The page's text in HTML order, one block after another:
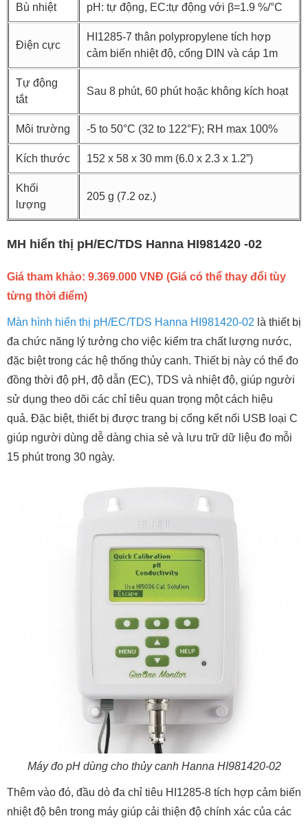
Bù nhiệt pH: tự động, EC:tự động với β=1.9 %/°C
Điện cực
HI1285-7 thân polypropylene tích hợp
cảm biến nhiệt độ, cổng DIN và cáp 1m
Tự động
tắt
Sau 8 phút, 60 phút hoặc không kích hoạt
Môi trường -5 to 50°C (32 to 122°F); RH max 100%
Kích thước 152 x 58 x 30 mm (6.0 x 2.3 x 1.2”)
Khối
lượng
205 g (7.2 oz.)
MH hiển thị pH/EC/TDS Hanna HI981420 -02
Giá tham khảo: 9.369.000 VNĐ (Giá có thể thay đổi tùy
từng thời điểm)
Màn hình hiển thị pH/EC/TDS Hanna HI981420-02 là thiết bị
đa chức năng lý tưởng cho việc kiểm tra chất lượng nước,
đặc biệt trong các hệ thống thủy canh. Thiết bị này có thể đo
đồng thời độ pH, độ dẫn (EC), TDS và nhiệt độ, giúp người
sử dụng theo dõi các chỉ tiêu quan trọng một cách hiệu
quả. Đặc biệt, thiết bị được trang bị cổng kết nối USB loại C
giúp người dùng dễ dàng chia sẻ và lưu trữ dữ liệu đo mỗi
15 phút trong 30 ngày.
Máy đo pH dùng cho thủy canh Hanna HI981420-02
Thêm vào đó, đầu dò đa chỉ tiêu HI1285-8 tích hợp cảm biến
nhiệt độ bên trong máy giúp cải thiện độ chính xác của các